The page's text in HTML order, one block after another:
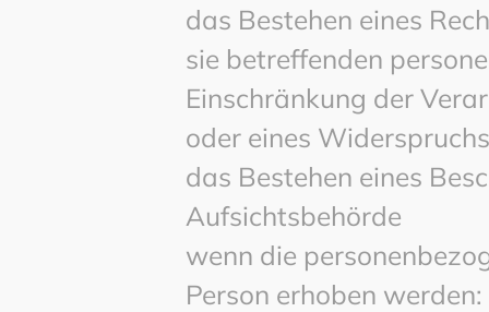
das Bestehen eines
sie betreffenden
Einschränkung der
oder eines
das Bestehen eines
Aufsichtsbehörde
wenn die
Person erhoben